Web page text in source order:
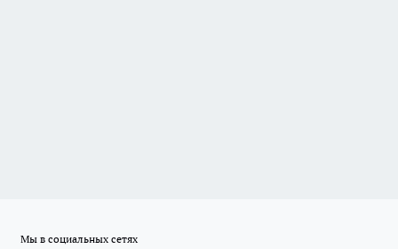
Мы в социальных сетях